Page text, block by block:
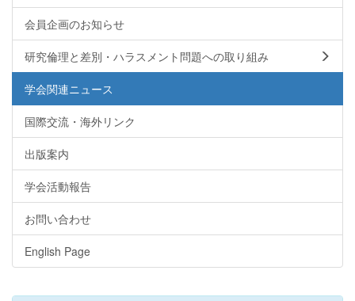
会員企画のお知らせ
研究倫理と差別・ハラスメント問題への取り組み
学会関連ニュース
国際交流・海外リンク
出版案内
学会活動報告
お問い合わせ
English Page